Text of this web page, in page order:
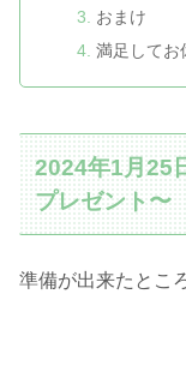
おまけ
満足してお
2024年1月25
プレゼント〜
準備が出来たとこ